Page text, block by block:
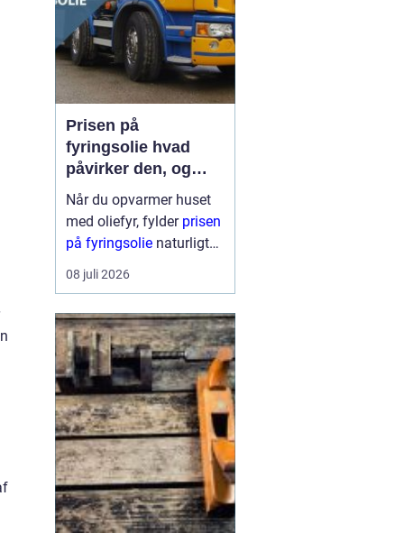
En30 juli 2026
Prisen på
fyringsolie hvad
påvirker den, og
hvordan får du mest
for pengene?
Når du opvarmer huset
med oliefyr, fylder prisen
på fyringsolie naturligt
meget i budgettet.
Mange oplever, at
år til år og nogle gange
fra uge til uge. Derfor
giver det god...
08 juli 2026